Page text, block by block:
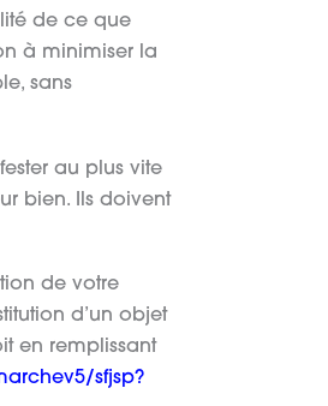
de ce que
à minimiser la
sans
au plus vite
bien. Ils doivent
de votre
d’un objet
en remplissant
sfjsp?